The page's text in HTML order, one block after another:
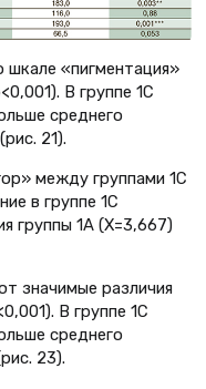
«пигментация»
В группе 1С
среднего
21).
между группами 1С
в группе 1С
группы 1А (X=3,667)
значимые различия
В группе 1С
среднего
23).